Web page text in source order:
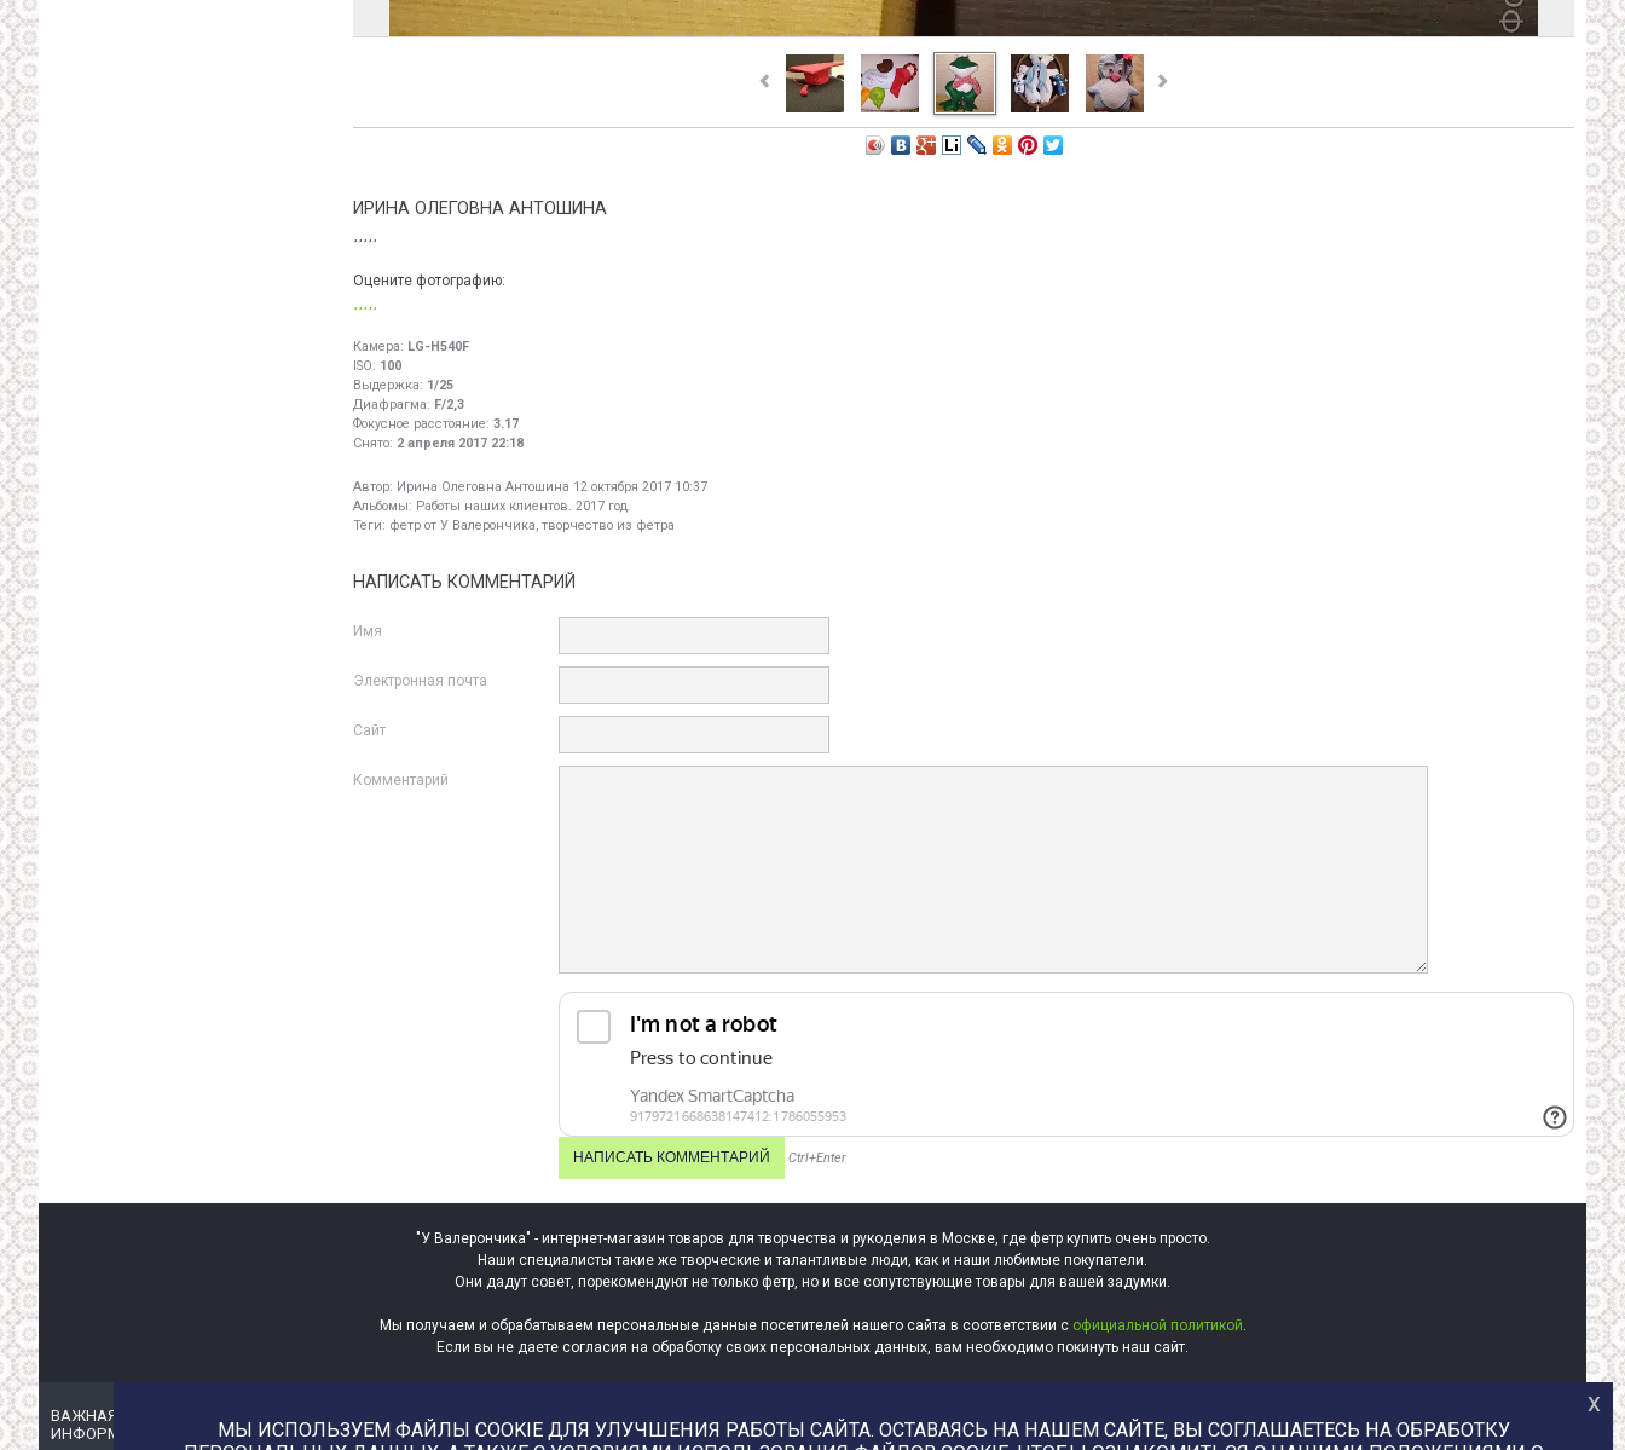
ИРИНА ОЛЕГОВНА АНТОШИНА
Оцените фотографию:
Камера: LG-H540F
ISO: 100
Выдержка: 1/25
Диафрагма: F/2,3
Фокусное расстояние: 3.17
Снято: 2 апреля 2017 22:18
Автор: Ирина Олеговна Антошина 12 октября 2017 10:37
Альбомы: Работы наших клиентов. 2017 год.
Теги: фетр от У Валерончика, творчество из фетра
НАПИСАТЬ КОММЕНТАРИЙ
Имя
Электронная почта
Сайт
Комментарий
Ctrl+Enter
"У Валерончика" - интернет-магазин товаров для творчества и рукоделия в Москве, где фетр купить очень просто.
Наши специалисты такие же творческие и талантливые люди, как и наши любимые покупатели.
Они дадут совет, порекомендуют не только фетр, но и все сопутствующие товары для вашей задумки.
Мы получаем и обрабатываем персональные данные посетителей нашего сайта в соответствии с официальной политикой.
Если вы не даете согласия на обработку своих персональных данных, вам необходимо покинуть наш сайт.
ВАЖНАЯ
ИНФОРМАЦИЯ
ИНФОРМАЦИЯ
+7 (977) 329-12-08
info@uvaleronchika.ru
х
МЫ ИСПОЛЬЗУЕМ ФАЙЛЫ COOKIE ДЛЯ УЛУЧШЕНИЯ РАБОТЫ САЙТА. ОСТАВАЯСЬ НА НАШЕМ САЙТЕ, ВЫ СОГЛАШАЕТЕСЬ НА ОБРАБОТКУ